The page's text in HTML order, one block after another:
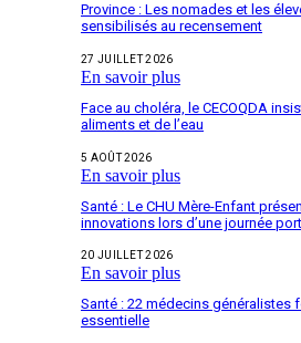
Province : Les nomades et les
sensibilisés au recensement
27 JUILLET 2026
En savoir plus
Face au choléra, le CECOQDA
aliments et de l’eau
5 AOÛT 2026
En savoir plus
Santé : Le CHU Mère-Enfant
innovations lors d’une journée
20 JUILLET 2026
En savoir plus
Santé : 22 médecins généralistes
essentielle